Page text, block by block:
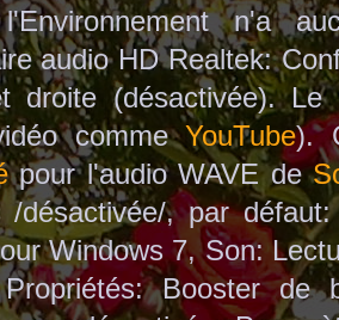
n'a
audio HD Realtek:
droite (désactivée).
commeYouTube).
pour l'audio WAVE de
/désactivée/, par
Windows 7, Son:
Booster de